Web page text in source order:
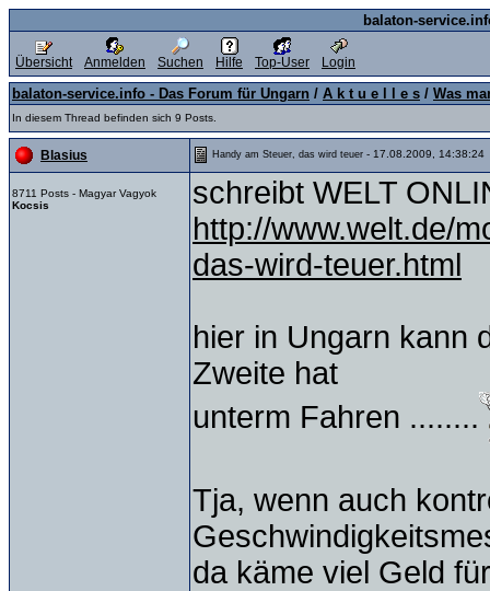
balaton-
Übersicht Anmelden Suchen Hilfe Top-User Login
balaton-service.info - Das Forum für Ungarn / A k t u e l l e s / Was
In diesem Thread befinden sich 9 Posts.
Blasius Handy am Steuer, das wird teuer - 17.08.2009, 14:38:24
8711 Posts - Magyar Vagyok
Kocsis
schreibt WELT
http://www.welt.de/
das-wird-teuer.html
hier in Ungarn kann
Zweite hat
unterm Fahren ........
Tja, wenn auch
da käme viel Geld